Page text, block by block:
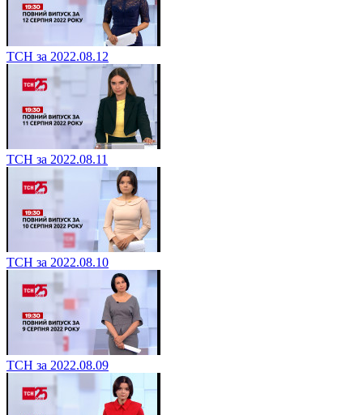
ТСН за 2022.08.12
ТСН за 2022.08.11
ТСН за 2022.08.10
ТСН за 2022.08.09